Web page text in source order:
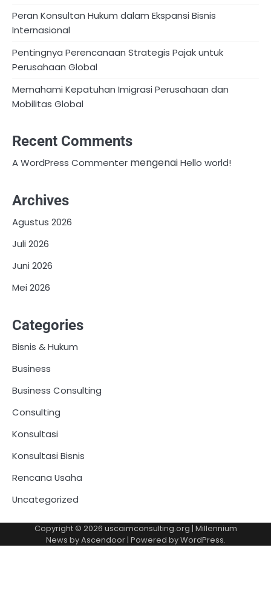
Peran Konsultan Hukum dalam Ekspansi Bisnis
Internasional
Pentingnya Perencanaan Strategis Pajak untuk
Perusahaan Global
Memahami Kepatuhan Imigrasi Perusahaan dan
Mobilitas Global
Recent Comments
A WordPress Commenter mengenaiHello world!
Archives
Agustus 2026
Juli 2026
Juni 2026
Mei 2026
Categories
Bisnis & Hukum
Business
Business Consulting
Consulting
Konsultasi
Konsultasi Bisnis
Rencana Usaha
Uncategorized
Copyright © 2026 uscaimconsulting.org | Millennium
News byAscendoor| Powered byWordPress.